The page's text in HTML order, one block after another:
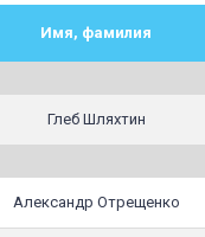
Имя, фамилия
Глеб Шляхтин
Александр Отрещенко